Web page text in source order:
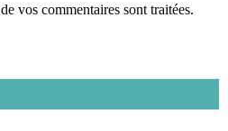
vos commentaires sont traitées.